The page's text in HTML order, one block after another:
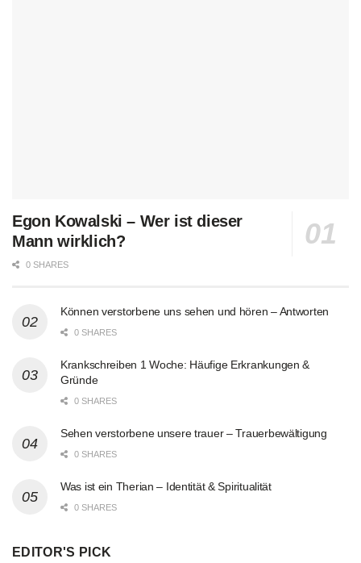
Egon Kowalski – Wer ist dieser
Mann wirklich?
0 SHARES
Können verstorbene uns sehen und hören – Antworten
0 SHARES
Krankschreiben 1 Woche: Häufige Erkrankungen &
Gründe
0 SHARES
Sehen verstorbene unsere trauer – Trauerbewältigung
0 SHARES
Was ist ein Therian – Identität & Spiritualität
0 SHARES
EDITOR'S PICK